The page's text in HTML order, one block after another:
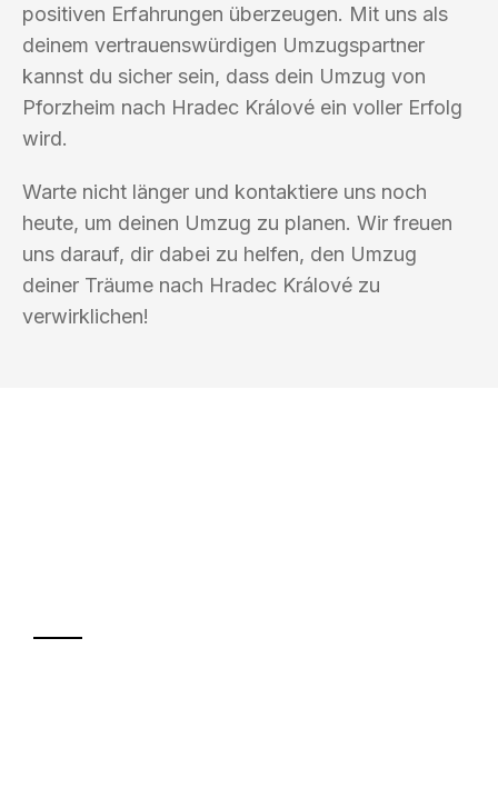
positiven Erfahrungen überzeugen. Mit uns als
deinem vertrauenswürdigen Umzugspartner
kannst du sicher sein, dass dein Umzug von
Pforzheim nach Hradec Králové ein voller Erfolg
wird.
Warte nicht länger und kontaktiere uns noch
heute, um deinen Umzug zu planen. Wir freuen
uns darauf, dir dabei zu helfen, den Umzug
deiner Träume nach Hradec Králové zu
verwirklichen!